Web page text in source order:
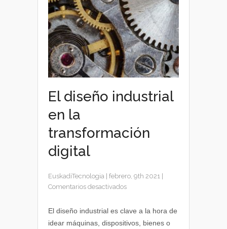
El diseño industrial
en la
transformación
digital
EuskadiTecnologia febrero, 9th 2021
Comentarios desactivadosen
diseño
El diseño industrial es clave a la hora de
idear máquinas, dispositivos, bienes o